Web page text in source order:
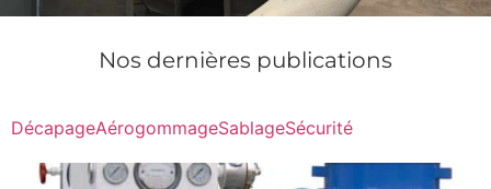
Nos dernières publications
DécapageAérogommageSablageSécurité